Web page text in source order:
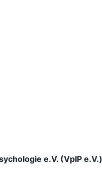
e.V. (VpIP e.V.)